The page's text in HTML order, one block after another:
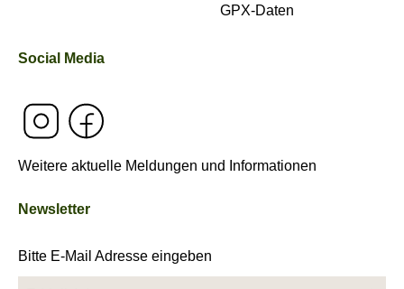
GPX-Daten
Social Media
Weitere aktuelle Meldungen und Informationen
Newsletter
Bitte E-Mail Adresse eingeben